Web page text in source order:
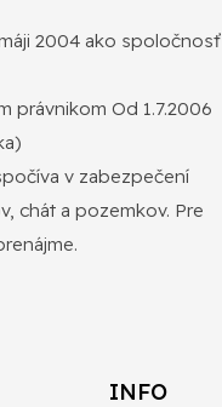
2004 ako spoločnosť
právnikom Od 1.7.2006
v zabezpečení
chát a pozemkov. Pre
INFO